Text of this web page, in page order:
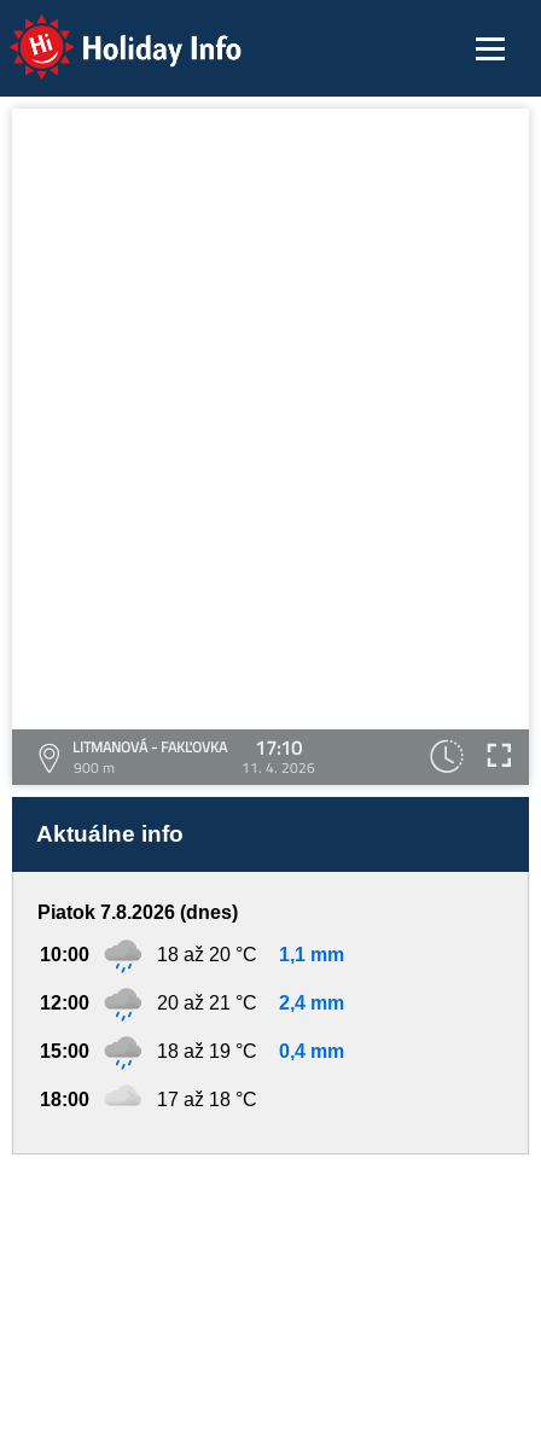
Holiday Info
LITMANOVÁ - FAKĽOVKA
900 m
17:10
11. 4. 2026
Aktuálne info
Piatok 7.8.2026 (dnes)
10:00 18 až 20 °C 1,1 mm
12:00 20 až 21 °C 2,4 mm
15:00 18 až 19 °C 0,4 mm
18:00 17 až 18 °C